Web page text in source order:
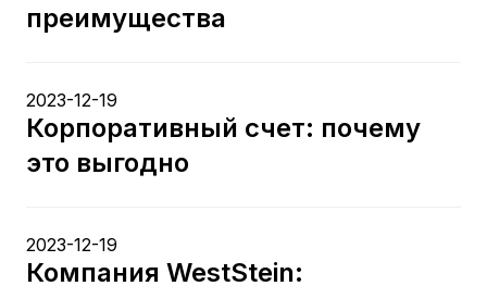
преимущества
2023-12-19
Корпоративный счет: почему
это выгодно
2023-12-19
Компания WestStein: